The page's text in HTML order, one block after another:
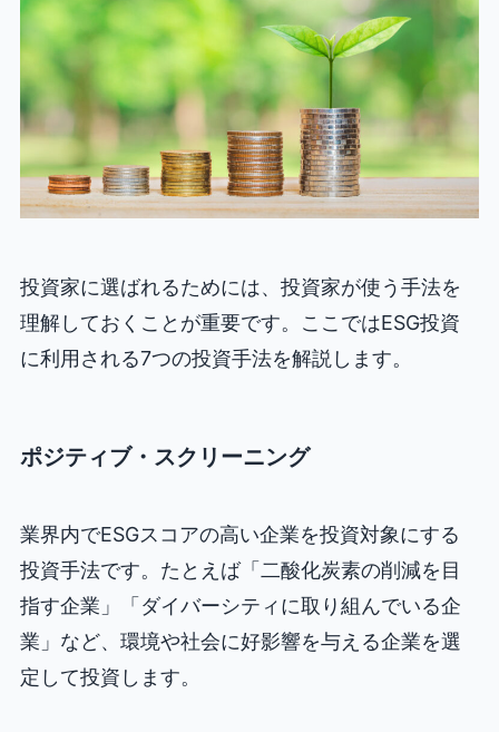
投資家に選ばれるためには、投資家が使う手法を
理解しておくことが重要です。ここではESG投資
に利用される7つの投資手法を解説します。
ポジティブ・スクリーニング
業界内でESGスコアの高い企業を投資対象にする
投資手法です。たとえば「二酸化炭素の削減を目
指す企業」「ダイバーシティに取り組んでいる企
業」など、環境や社会に好影響を与える企業を選
定して投資します。